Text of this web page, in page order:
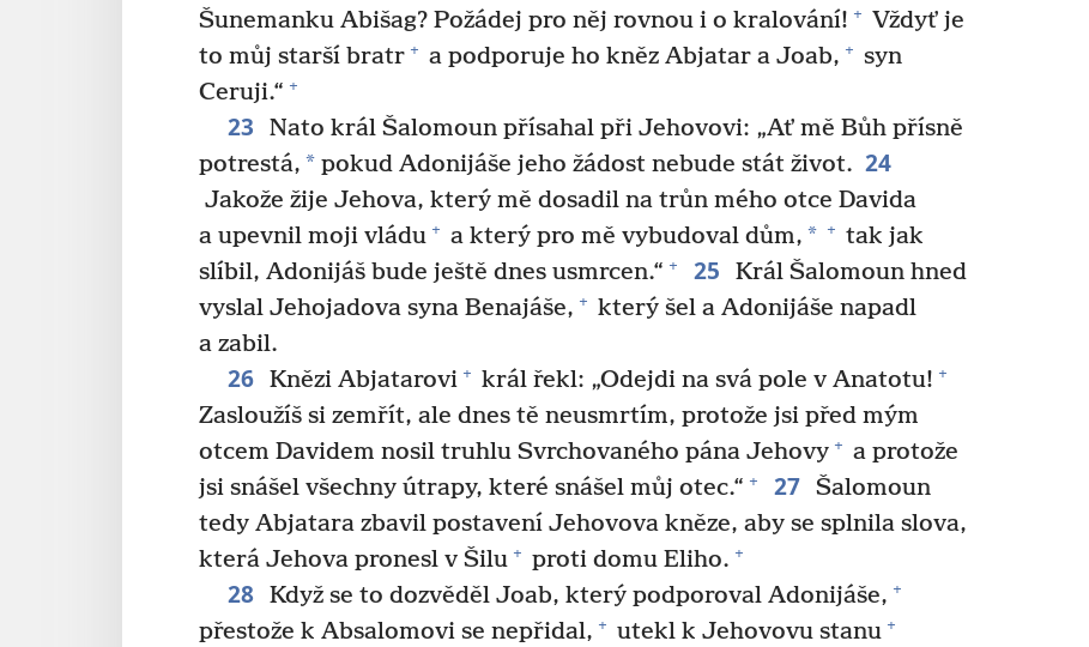
Šunemanku Abišag? Požádej pro něj rovnou i o kralování! + Vždyť je
to můj starší bratr + a podporuje ho kněz Abjatar a Joab, + syn
Ceruji.“ +
23
Nato král Šalomoun přísahal při Jehovovi: „Ať mě Bůh přísně
potrestá, * pokud Adonijáše jeho žádost nebude stát život. 24
Jakože žije Jehova, který mě dosadil na trůn mého otce Davida
a upevnil moji vládu + a který pro mě vybudoval dům, * + tak jak
slíbil, Adonijáš bude ještě dnes usmrcen.“ + 25
Král Šalomoun hned
vyslal Jehojadova syna Benajáše, + který šel a Adonijáše napadl
a zabil.
26 Knězi Abjatarovi + král řekl: „Odejdi na svá pole v Anatotu! +
Zasloužíš si zemřít, ale dnes tě neusmrtím, protože jsi před mým
otcem Davidem nosil truhlu Svrchovaného pána Jehovy + a protože
jsi snášel všechny útrapy, které snášel můj otec.“ + 27 Šalomoun
tedy Abjatara zbavil postavení Jehovova kněze, aby se splnila slova,
která Jehova pronesl v Šilu + proti domu Eliho. +
28 Když se to dozvěděl Joab, který podporoval Adonijáše, +
přestože k Absalomovi se nepřidal, + utekl k Jehovovu stanu +